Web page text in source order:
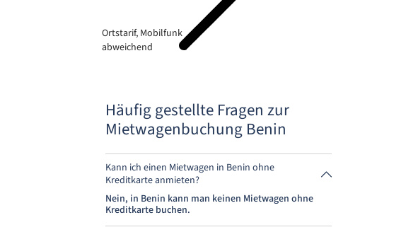
Ortstarif, Mobilfunk
abweichend
Häufig gestellte Fragen zur
Mietwagenbuchung Benin
Kann ich einen Mietwagen in Benin ohne
Kreditkarte anmieten?
Nein, in Benin kann man keinen Mietwagen ohne
Kreditkarte buchen.